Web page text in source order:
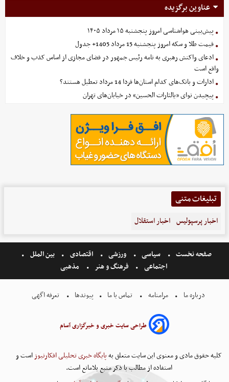
عناوین برگزیده
پیش‌بینی هواشناسی امروز پنجشنبه ۱۵ مرداد ۱۴۰۵
قیمت طلا و سکه امروز پنجشنبه 15 مرداد 1405+ جدول
ادعای واکنش رهبری به نامه رئیس جمهور در فضای مجازی از اساس کذب و خلاف
واقع است
ادارات و بانک‌های کدام استان‌ها فردا 14 مرداد تعطیل هستند؟
پیچیدن نوای «یالثارات الحسین» در خیابان‌های تهران
تبلیغات متنی
اخبار پرسپولیس اخبار استقلال
صفحه نخست سیاسی ورزشی اقتصادی
بین الملل
اجتماعی
فرهنگ و هنر مذهبی
درباره ما مرامنامه تماس با ما پیوندها تعرفه اگهی
طراحی سایت خبری و خبرگزاری آسام
کلیه حقوق مادی و معنوی این سایت متعلق بهپایگاه خبری تحلیلی افکارنیوزاست و
استفاده از مطالب با ذکر منبع بلامانع است.